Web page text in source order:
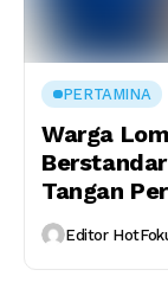
PERTAMINA
Warga
Tangan
Editor